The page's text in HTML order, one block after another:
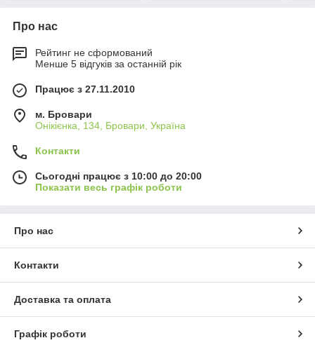
Про нас
Рейтинг не сформований
Менше 5 відгуків за останній рік
Працює з 27.11.2010
м. Бровари
Онікієнка, 134, Бровари, Україна
Контакти
Сьогодні працює з 10:00 до 20:00
Показати весь графік роботи
Про нас
Контакти
Доставка та оплата
Графік роботи